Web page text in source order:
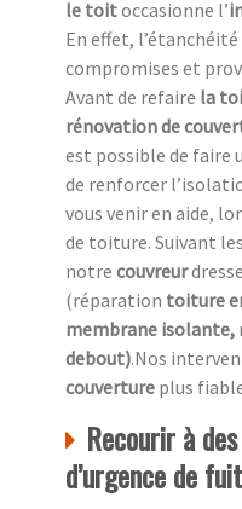
le toitoccasionne l’
En effet,
compromises et
Avant de refaire la
rénovation de
est possible de faire
de renforcer
vous venir en aide,
de toiture. Suivant
notre couvreur
(réparation toiture
membrane isolante,
debout).Nos
couverture plus
Recourir à
d’urgence de